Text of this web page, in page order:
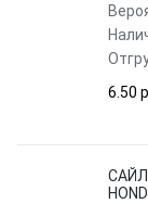
6.50 p.